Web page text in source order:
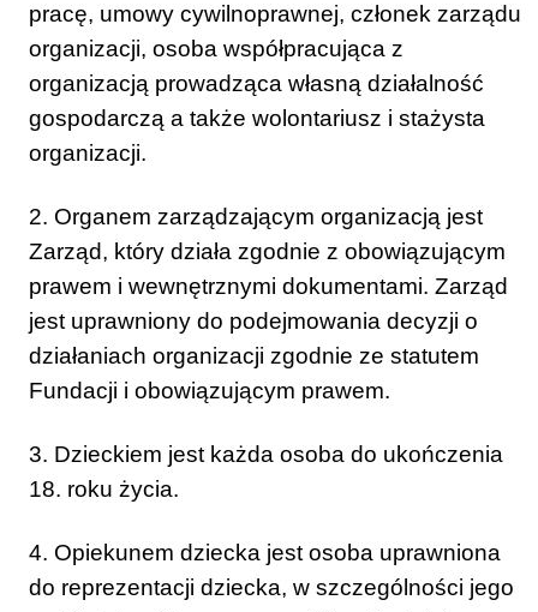
pracę, umowy cywilnoprawnej, członek zarządu
organizacji, osoba współpracująca z
organizacją prowadząca własną działalność
gospodarczą a także wolontariusz i stażysta
organizacji.
2. Organem zarządzającym organizacją jest
Zarząd, który działa zgodnie z obowiązującym
prawem i wewnętrznymi dokumentami. Zarząd
jest uprawniony do podejmowania decyzji o
działaniach organizacji zgodnie ze statutem
Fundacji i obowiązującym prawem.
3. Dzieckiem jest każda osoba do ukończenia
18. roku życia.
4. Opiekunem dziecka jest osoba uprawniona
do reprezentacji dziecka, w szczególności jego